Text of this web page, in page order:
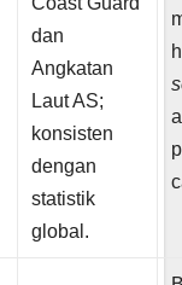
dan
Angkatan
Laut AS;
konsisten
dengan
statistik
global.